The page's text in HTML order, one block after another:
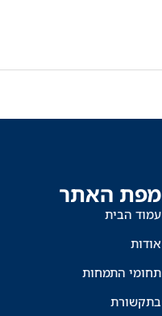
מפת האתר
עמוד הבית
אודות
תחומי התמחות
בתקשורת